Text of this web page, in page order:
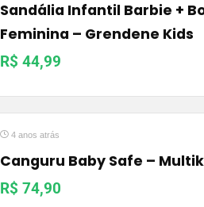
Sandália Infantil Barbie +
Feminina – Grendene Kids
R$ 44,99
4 anos atrás
Canguru Baby Safe –
R$ 74,90